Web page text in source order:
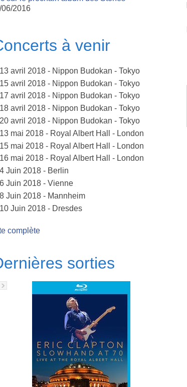
06/2016
à venir
13 avril 2018 - Nippon Budokan - Tokyo
15 avril 2018 - Nippon Budokan - Tokyo
17 avril 2018 - Nippon Budokan - Tokyo
18 avril 2018 - Nippon Budokan - Tokyo
20 avril 2018 - Nippon Budokan - Tokyo
13 mai 2018 - Royal Albert Hall - London
15 mai 2018 - Royal Albert Hall - London
16 mai 2018 - Royal Albert Hall - London
4 Juin 2018 - Berlin
6 Juin 2018 - Vienne
8 Juin 2018 - Mannheim
10 Juin 2018 - Dresdes
complète
sorties